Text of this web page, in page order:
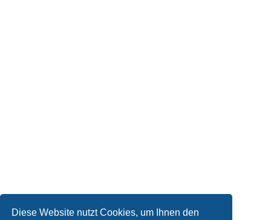
Diese Website nutzt Cookies, um Ihnen den